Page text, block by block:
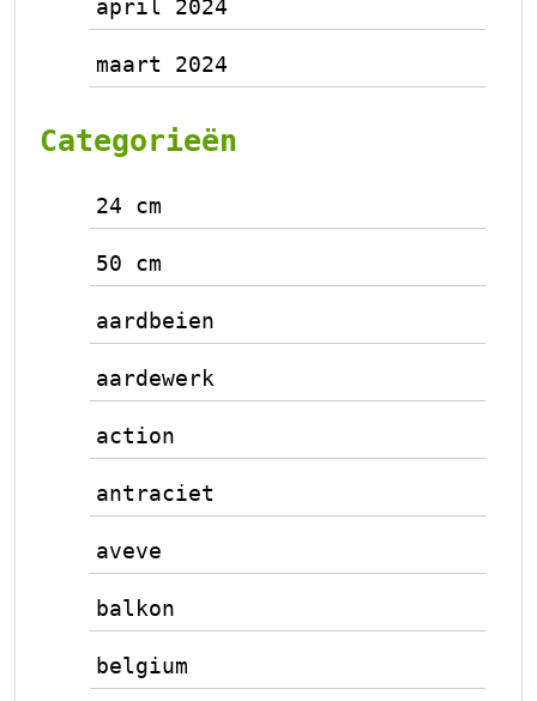
april 2024
maart 2024
Categorieën
24 cm
50 cm
aardbeien
aardewerk
action
antraciet
aveve
balkon
belgium